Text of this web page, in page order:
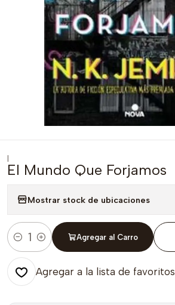
|
El Mundo Que Forjamos
Mostrar stock de ubicaciones
Cantidad
Agregar al Carro
Agregar a la lista de favoritos